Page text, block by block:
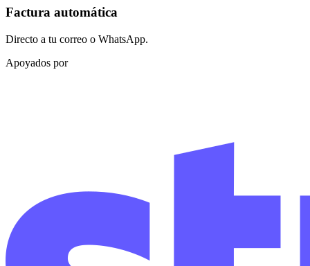
Factura automática
Directo a tu correo o WhatsApp.
Apoyados por